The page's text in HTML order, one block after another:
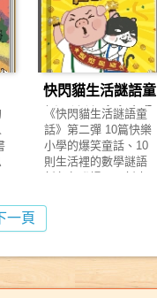
劣化的最佳入門書。
3、土壤科學家撰文，
將正確的土壤知識，
轉化為結合知識與趣
味的故事。 4、資深
繪本創作者繪製可愛
造型，即使不喜歡蜈
蚣的親子也能親近。
是奧吉，一個遺傳罕
見基因，天生臉部有
殘缺的男孩。一出
生，醫生就斷定他活
不過三個月，但奧吉
卻憑著旺盛的生命力
活了下來，經過大大
小小的面部整容手
術，他逐漸朝「正常
人」的路走去，但五
官仍然非常扭曲，像
候，他不論走到哪都
戴著一頂太空人頭
盔之下，才不會引來
歲這一年，奧吉第一
界：物人界與神異
界。 從此，人類跟精
怪不再相通。人類可
以繁衍生命，輪迴轉
世，可是沒有法力，
不能長生不老；精怪
則相反。 這兩個世界
並非完全阻隔，有一
個通行的入口，由張
老仙看管。然而，這
個出入口竟被破解
只好進入神異界。他
強大！難道，狼精背
快閃貓生活謎語童
話2:滾滾豬大富翁
《快閃貓生活謎語童
話》第二彈 10篇快樂
小學的爆笑童話、10
則生活裡的數學謎語
現 快來動動腦、猜一
遊戲 陳欣希(臺灣讀寫
教學研究學會 創會理
事長)撰寫★ 森林村與
下一頁